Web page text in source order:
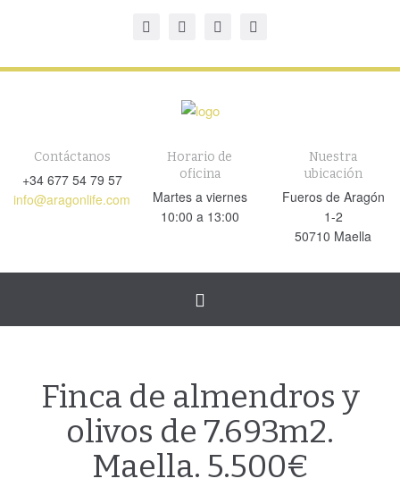
Contáctanos
+34 677 54 79 57
info@aragonlife.com
Horario de
oficina
Martes a viernes
10:00 a 13:00
Nuestra
ubicación
Fueros de Aragón
1-2
50710 Maella
Cambiar
Finca de almendros y
olivos de 7.693m2.
Maella. 5.500€